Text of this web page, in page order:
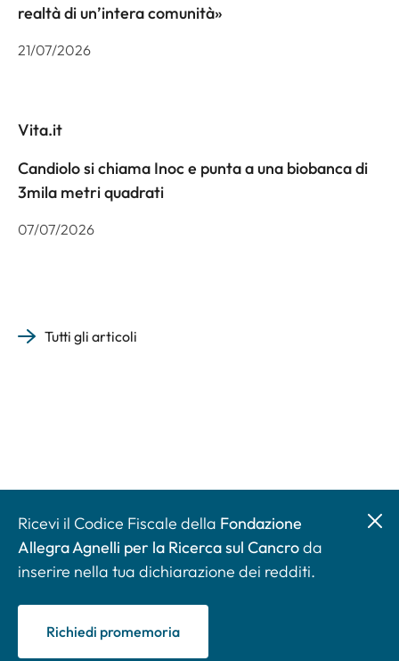
realtà di un’intera comunità»
21/07/2026
Vita.it
Candiolo si chiama Inoc e punta a una biobanca di
3mila metri quadrati
07/07/2026
Tutti gli articoli
Ricevi il Codice Fiscale della Fondazione
Allegra Agnelli per la Ricerca sul Cancroda
inserire nella tua dichiarazione dei redditi.
Richiedi promemoria